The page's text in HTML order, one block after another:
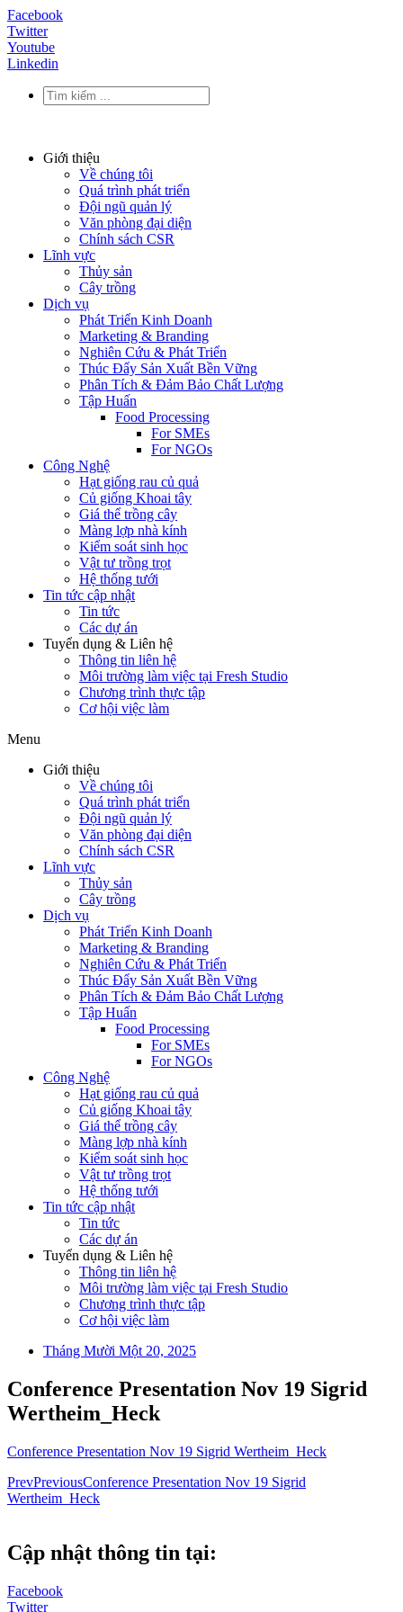
Facebook
Twitter
Youtube
Linkedin
Giới thiệu
Về chúng tôi
Quá trình phát triển
Đội ngũ quản lý
Văn phòng đại diện
Chính sách CSR
Lĩnh vực
Thủy sản
Cây trồng
Dịch vụ
Phát Triển Kinh Doanh
Marketing & Branding
Nghiên Cứu & Phát Triển
Thúc Đẩy Sản Xuất Bền Vững
Phân Tích & Đảm Bảo Chất Lượng
Tập Huấn
Food Processing
For SMEs
For NGOs
Công Nghệ
Hạt giống rau củ quả
Củ giống Khoai tây
Giá thể trồng cây
Màng lợp nhà kính
Kiểm soát sinh học
Vật tư trồng trọt
Hệ thống tưới
Tin tức cập nhật
Tin tức
Các dự án
Tuyển dụng & Liên hệ
Thông tin liên hệ
Môi trường làm việc tại Fresh Studio
Chương trình thực tập
Cơ hội việc làm
Menu
Giới thiệu
Về chúng tôi
Quá trình phát triển
Đội ngũ quản lý
Văn phòng đại diện
Chính sách CSR
Lĩnh vực
Thủy sản
Cây trồng
Dịch vụ
Phát Triển Kinh Doanh
Marketing & Branding
Nghiên Cứu & Phát Triển
Thúc Đẩy Sản Xuất Bền Vững
Phân Tích & Đảm Bảo Chất Lượng
Tập Huấn
Food Processing
For SMEs
For NGOs
Công Nghệ
Hạt giống rau củ quả
Củ giống Khoai tây
Giá thể trồng cây
Màng lợp nhà kính
Kiểm soát sinh học
Vật tư trồng trọt
Hệ thống tưới
Tin tức cập nhật
Tin tức
Các dự án
Tuyển dụng & Liên hệ
Thông tin liên hệ
Môi trường làm việc tại Fresh Studio
Chương trình thực tập
Cơ hội việc làm
Tháng Mười Một 20, 2025
Conference Presentation Nov 19 Sigrid
Wertheim_Heck
Conference Presentation Nov 19 Sigrid Wertheim_Heck
PrevPreviousConference Presentation Nov 19 Sigrid
Wertheim_Heck
Cập nhật thông tin tại:
Facebook
Twitter